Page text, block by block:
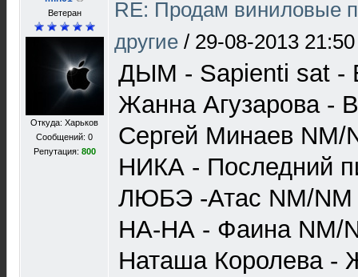
Ветеран
Откуда: Харьков
Сообщений: 0
Репутация: 800
RE: Продам виниловые
другие / 29-08-2013 21:50
ДЫМ - Sapienti sat -
Жанна Агузарова -
Сергей Минаев NM/
НИКА - Последний
ЛЮБЭ -Атас NM/NM
НА-НА - Фаина NM/
Наташа Королева -